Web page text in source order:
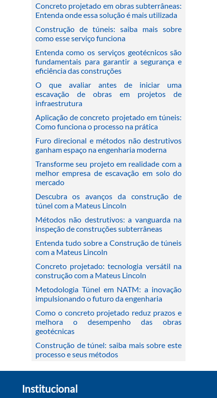
Concreto projetado em obras subterrâneas:
Entenda onde essa solução é mais utilizada
Construção de túneis: saiba mais sobre
como esse serviço funciona
Entenda como os serviços geotécnicos são
fundamentais para garantir a segurança e
eficiência das construções
O que avaliar antes de iniciar uma
escavação de obras em projetos de
infraestrutura
Aplicação de concreto projetado em túneis:
Como funciona o processo na prática
Furo direcional e métodos não destrutivos
ganham espaço na engenharia moderna
Transforme seu projeto em realidade com a
melhor empresa de escavação em solo do
mercado
Descubra os avanços da construção de
túnel com a Mateus Lincoln
Métodos não destrutivos: a vanguarda na
inspeção de construções subterrâneas
Entenda tudo sobre a Construção de túneis
com a Mateus Lincoln
Concreto projetado: tecnologia versátil na
construção com a Mateus Lincoln
Metodologia Túnel em NATM: a inovação
impulsionando o futuro da engenharia
Como o concreto projetado reduz prazos e
melhora o desempenho das obras
geotécnicas
Construção de túnel: saiba mais sobre este
processo e seus métodos
Institucional